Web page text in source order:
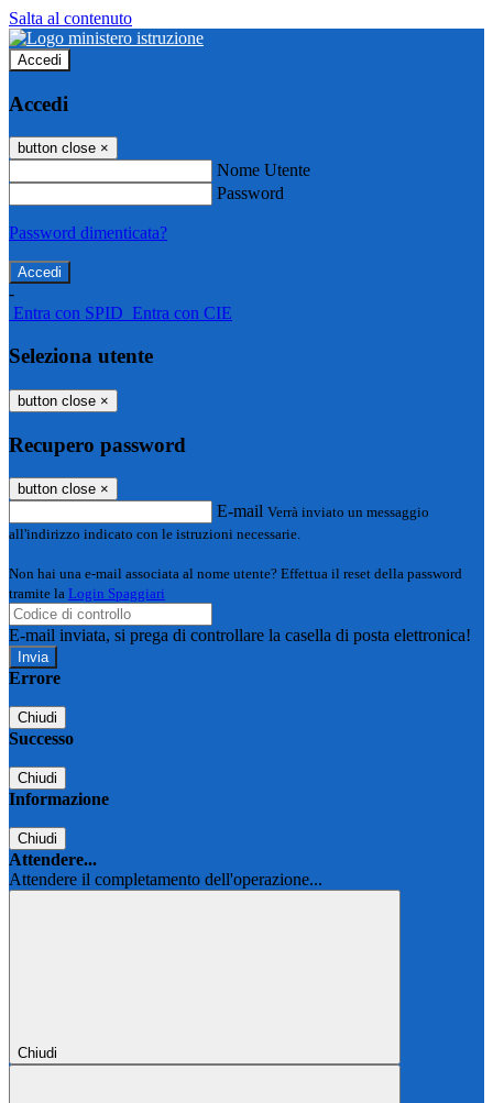
Salta al contenuto
Accedi
Accedi
button close ×
Nome Utente
Password
Password dimenticata?
-
Entra con SPID Entra con CIE
Seleziona utente
button close ×
Recupero password
button close ×
E-mail Verrà inviato un messaggio
all'indirizzo indicato con le istruzioni necessarie.
Non hai una e-mail associata al nome utente? Effettua il reset della password
tramite la Login Spaggiari
E-mail inviata, si prega di controllare la casella di posta elettronica!
Errore
Chiudi
Successo
Chiudi
Informazione
Chiudi
Attendere...
Attendere il completamento dell'operazione...
Chiudi